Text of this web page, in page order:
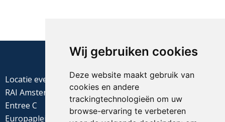
Wij gebruiken cookies
Deze website maakt gebruik van
cookies en andere
trackingtechnologieën om uw
browse-ervaring te verbeteren
Locatie evenement
RAI Amsterdam
Entree C
Europaplein 22